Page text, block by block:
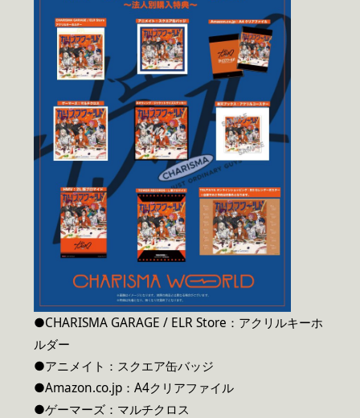
●CHARISMA GARAGE / ELR Store：アクリルキーホ
ルダー
●アニメイト：スクエア缶バッジ
●Amazon.co.jp：A4クリアファイル
●ゲーマーズ：マルチクロス